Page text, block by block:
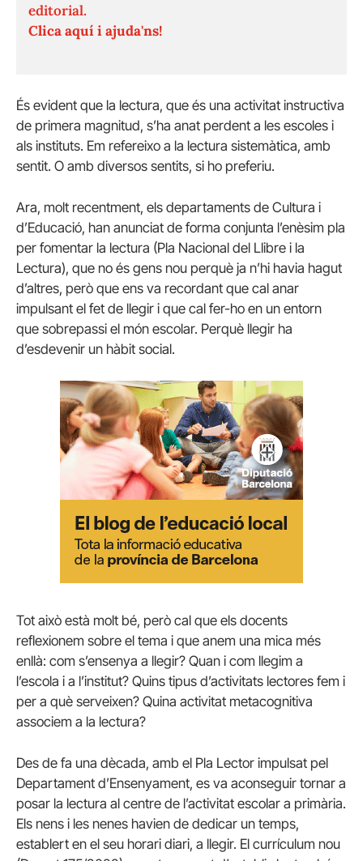
editorial.
Clica aquí i ajuda'ns!
És evident que la lectura, que és una activitat instructiva
de primera magnitud, s’ha anat perdent a les escoles i
als instituts. Em refereixo a la lectura sistemàtica, amb
sentit. O amb diversos sentits, si ho preferiu.
Ara, molt recentment, els departaments de Cultura i
d’Educació, han anunciat de forma conjunta l’enèsim pla
per fomentar la lectura (Pla Nacional del Llibre i la
Lectura), que no és gens nou perquè ja n’hi havia hagut
d’altres, però que ens va recordant que cal anar
impulsant el fet de llegir i que cal fer-ho en un entorn
que sobrepassi el món escolar. Perquè llegir ha
d’esdevenir un hàbit social.
Tot això està molt bé, però cal que els docents
reflexionem sobre el tema i que anem una mica més
enllà: com s’ensenya a llegir? Quan i com llegim a
l’escola i a l’institut? Quins tipus d’activitats lectores fem i
per a què serveixen? Quina activitat metacognitiva
associem a la lectura?
Des de fa una dècada, amb el Pla Lector impulsat pel
Departament d’Ensenyament, es va aconseguir tornar a
posar la lectura al centre de l’activitat escolar a primària.
Els nens i les nenes havien de dedicar un temps,
establert en el seu horari diari, a llegir. El currículum nou